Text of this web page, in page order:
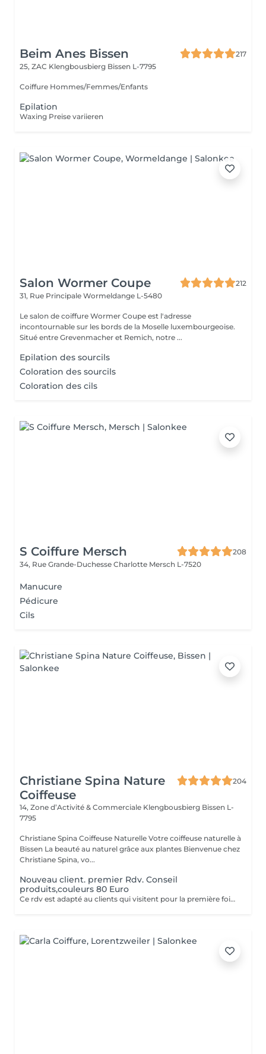
Beim Anes Bissen
217
25, ZAC Klengbousbierg Bissen L-7795
Coiffure Hommes/Femmes/Enfants
Epilation
Waxing Preise variieren
Salon Wormer Coupe
212
31, Rue Principale Wormeldange L-5480
Le salon de coiffure Wormer Coupe est l'adresse
incontournable sur les bords de la Moselle luxembourgeoise.
Situé entre Grevenmacher et Remich, notre ...
Epilation des sourcils
Coloration des sourcils
Coloration des cils
S Coiffure Mersch
208
34, Rue Grande-Duchesse Charlotte Mersch L-7520
Manucure
Pédicure
Cils
Christiane Spina Nature
Coiffeuse
204
14, Zone d’Activité & Commerciale Klengbousbierg Bissen L-
7795
Christiane Spina Coiffeuse Naturelle Votre coiffeuse naturelle à
Bissen La beauté au naturel grâce aux plantes Bienvenue chez
Christiane Spina, vo...
Nouveau client. premier Rdv. Conseil
produits,couleurs 80 Euro
Ce rdv est adapté au clients qui visitent pour la première fois notre salon. Ce conseil contient l'explication des produits adaptés au besoin de vos cheveux et vos problèmes. En plus on vous explique la coloration aux plantes inclus ses grandes avantages pour vos cheveux et cuir chevelur. Comment on quitte la coloration chemique en coloration aux plantes? Ce jour même on peut pas réaliser une coloration naturelle, il faut un temps d'adaption de quelques jours. N'hésiter pas à nous cantacter pour plus informations. Avec notre concept on vous garantis d'avoir vos cheveux brillants et de bonne santé sans chute de cheveux.